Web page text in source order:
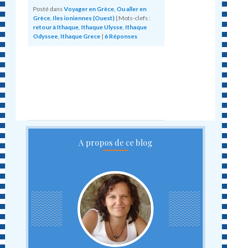
Posté dans Voyager en Grèce Ou aller en
Grèce Iles ioniennes (Ouest) | Mots-clefs :
retour à Ithaque Ithaque Ulysse Ithaque
Odyssee Ithaque Grece | 6 Réponses
A propos de ce blog